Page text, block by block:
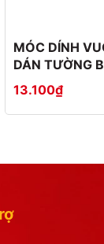
MÓC DÍNH
DÁN TƯỜNG
2808-3
13.100₫